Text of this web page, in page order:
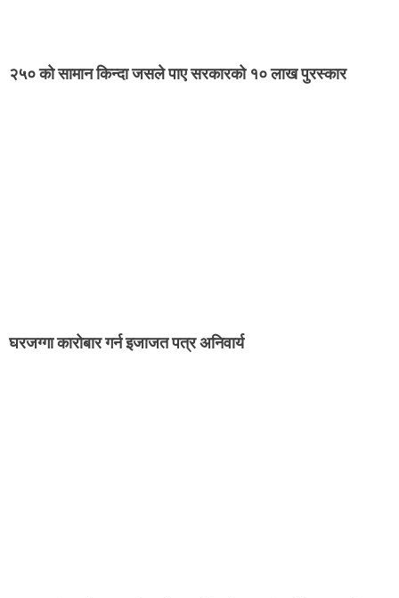
२५० को सामान किन्दा जसले पाए सरकारको १० लाख पुरस्कार
घरजग्गा कारोबार गर्न इजाजत पत्र अनिवार्य